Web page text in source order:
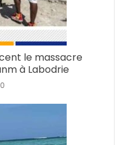
le massacre
à Labodrie
0